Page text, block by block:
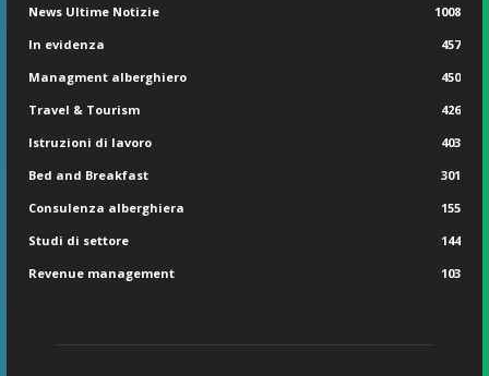
News Ultime Notizie
1008
In evidenza
457
Managment alberghiero
450
Travel & Tourism
426
Istruzioni di lavoro
403
Bed and Breakfast
301
Consulenza alberghiera
155
Studi di settore
144
Revenue management
103